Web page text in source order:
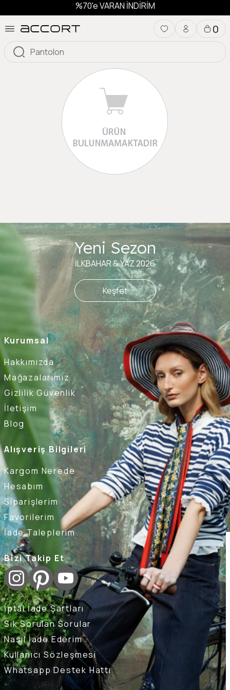
%70'e VARAN İNDİRİM
0
Kurumsal
Hakkımızda
Mağazalarımız
Gizlilik Güvenlik
İletişim
Blog
Alışveriş Bilgileri
Kargom Nerede
Hesabım
Siparişlerim
Favorilerim
İade Taleplerim
Bizi Takip Et
İptal İade Şartları
Sık Sorulan Sorular
Nasıl İade Ederim
Kullanıcı Sözleşmesi
Whatsapp Destek Hattı
Yeni Sezon
İLKBAHAR & YAZ 2026
Keşfet